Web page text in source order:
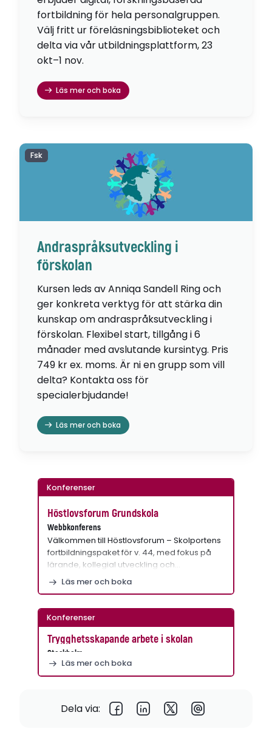
fortbildning för hela personalgruppen.
Välj fritt ur föreläsningsbiblioteket och
delta via vår utbildningsplattform, 23
okt–1 nov.
Läs mer och boka
Andraspråksutveckling i
förskolan
Kursen leds av Anniqa Sandell Ring och
ger konkreta verktyg för att stärka din
kunskap om andraspråksutveckling i
förskolan. Flexibel start, tillgång i 6
månader med avslutande kursintyg. Pris
749 kr ex. moms. Är ni en grupp som vill
delta? Kontakta oss för
specialerbjudande!
Läs mer och boka
Fsk
Konferenser
Höstlovsforum Grundskola
Webbkonferens
Välkommen till Höstlovsforum – Skolportens
fortbildningspaket för v. 44, med fokus på
lärande, kollegial utveckling och…
Läs mer och boka
Konferenser
Trygghetsskapande arbete i skolan
Stockholm
Läs mer och boka
Dela via: